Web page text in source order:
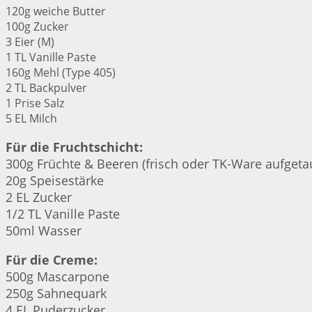
120g weiche Butter
100g Zucker
3 Eier (M)
1 TL Vanille Paste
160g Mehl (Type 405)
2 TL Backpulver
1 Prise Salz
5 EL Milch
Für die Fruchtschicht:
300g Früchte & Beeren (frisch oder TK-Ware
20g Speisestärke
2 EL Zucker
1/2 TL Vanille Paste
50ml Wasser
Für die Creme:
500g Mascarpone
250g Sahnequark